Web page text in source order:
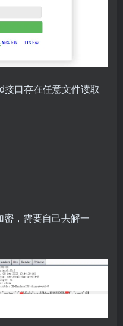
口存在任意文件读取
，需要自己去解一